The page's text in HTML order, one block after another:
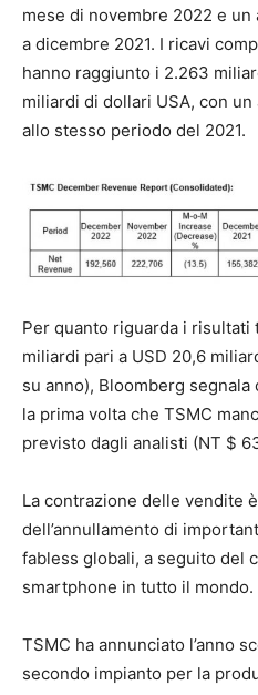
mese di novembre 2022 e
a dicembre 2021. I ricavi
hanno raggiunto i 2.263
miliardi di dollari USA, con
allo stesso periodo del 2021.
Per quanto riguarda i risultati
miliardi pari a USD 20,6
su anno), Bloomberg
la prima volta che TSMC
previsto dagli analisti (NT $
La contrazione delle vendite
dell’annullamento di
fabless globali, a seguito del
smartphone in tutto il mondo.
TSMC ha annunciato l’anno
secondo impianto per la